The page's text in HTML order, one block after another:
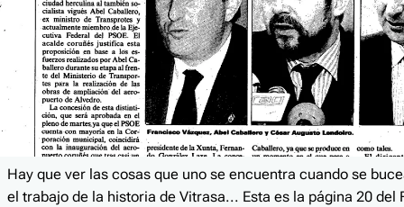
Hay que ver las cosas que uno se encuentra cuando se
el trabajo de la historia de Vitrasa... Esta es la página 20 del